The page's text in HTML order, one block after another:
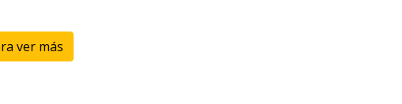
ver más